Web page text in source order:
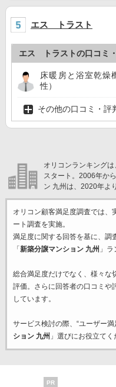
エス トラスト
エス トラストの口コミ
床暖房と浴室乾燥
性）
その他の口コミ・評
オリコンランキング
スタート。2006年か
ン 九州は、2020年よ
オリコン顧客満足度調査では、
ート調査を実施。
満足度に関する回答を基に、調
「 新築分譲マンション 九州 」
総合満足度だけでなく、様々な
評価。さらに回答者の口コミや
しています。
サービス検討の際、“ユーザー
ション 九州 」選びにお役立てく
PR